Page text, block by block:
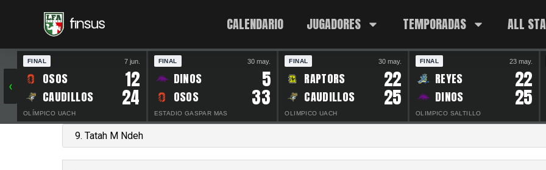
CALENDARIO JUGADORES TEMPORADAS ALL
‹
FINAL 7 jun.
OSOS 12
CAUDILLOS 24
OLÍMPICO UACH
FINAL 30 may.
DINOS 5
OSOS 33
ESTADIO GASPAR MAS
FINAL 30 may.
RAPTORS 22
CAUDILLOS 25
OLIMPICO UACH
FINAL 23 may.
REYES 22
DINOS 25
OLIMPICO SALTILLO